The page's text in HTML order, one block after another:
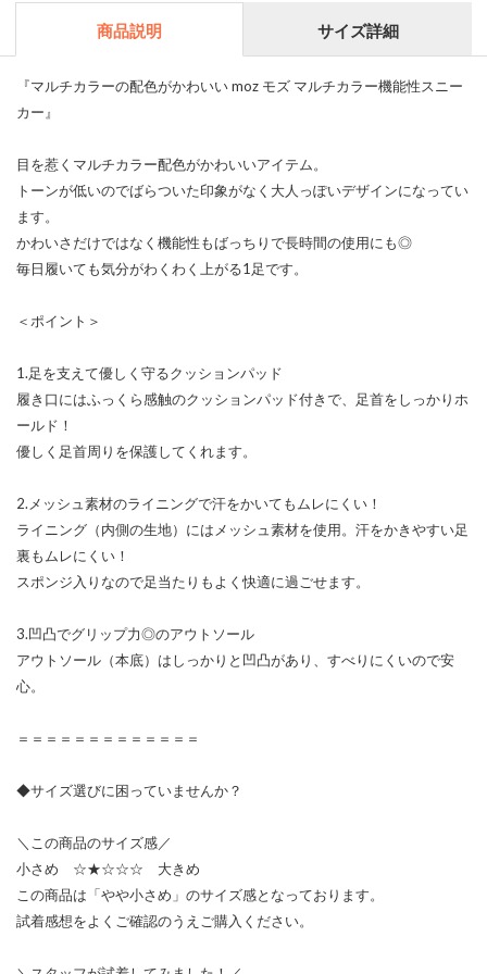
商品説明 サイズ詳細
『マルチカラーの配色がかわいい moz モズ マルチカラー機能性スニー
カー』
目を惹くマルチカラー配色がかわいいアイテム。
トーンが低いのでばらついた印象がなく大人っぽいデザインになってい
ます。
かわいさだけではなく機能性もばっちりで長時間の使用にも◎
毎日履いても気分がわくわく上がる1足です。
＜ポイント＞
1.足を支えて優しく守るクッションパッド
履き口にはふっくら感触のクッションパッド付きで、足首をしっかりホ
ールド！
優しく足首周りを保護してくれます。
2.メッシュ素材のライニングで汗をかいてもムレにくい！
ライニング（内側の生地）にはメッシュ素材を使用。汗をかきやすい足
裏もムレにくい！
スポンジ入りなので足当たりもよく快適に過ごせます。
3.凹凸でグリップ力◎のアウトソール
アウトソール（本底）はしっかりと凹凸があり、すべりにくいので安
心。
＝＝＝＝＝＝＝＝＝＝＝＝＝
◆サイズ選びに困っていませんか？
＼この商品のサイズ感／
小さめ ☆★☆☆☆ 大きめ
この商品は「やや小さめ」のサイズ感となっております。
試着感想をよくご確認のうえご購入ください。